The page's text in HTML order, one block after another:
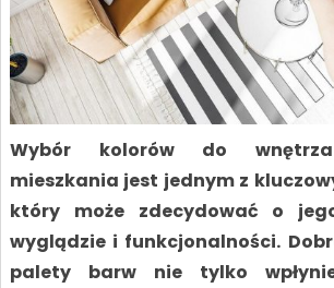
Wybór kolorów do wnętrza
mieszkania jest jednym z
który może zdecydować o
wyglądzie i funkcjonalności.
palety barw nie tylko